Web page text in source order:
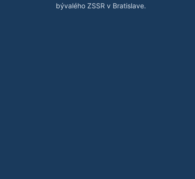
bývalého ZSSR v Bratislave.